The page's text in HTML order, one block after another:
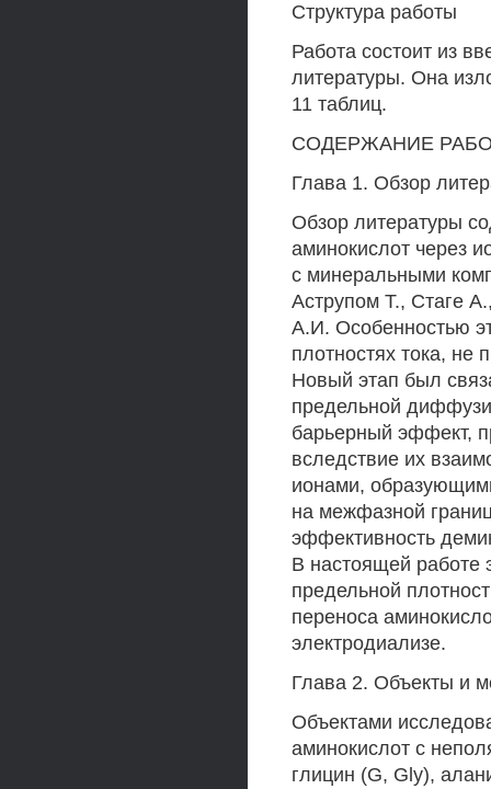
Структура работы
Работа состоит из
литературы. Она
11 таблиц.
СОДЕРЖАНИЕ
Глава 1. Обзор
Обзор литературы
аминокислот через
с минеральными
Аструпом Т., Стаге
А.И. Особенностью
плотностях тока,
Новый этап был
предельной
барьерный эффект,
вследствие их
ионами,
на межфазной
эффективность
В настоящей
предельной
переноса
электродиализе.
Глава 2. Объекты и
Объектами
аминокислот с
глицин (G, Gly),